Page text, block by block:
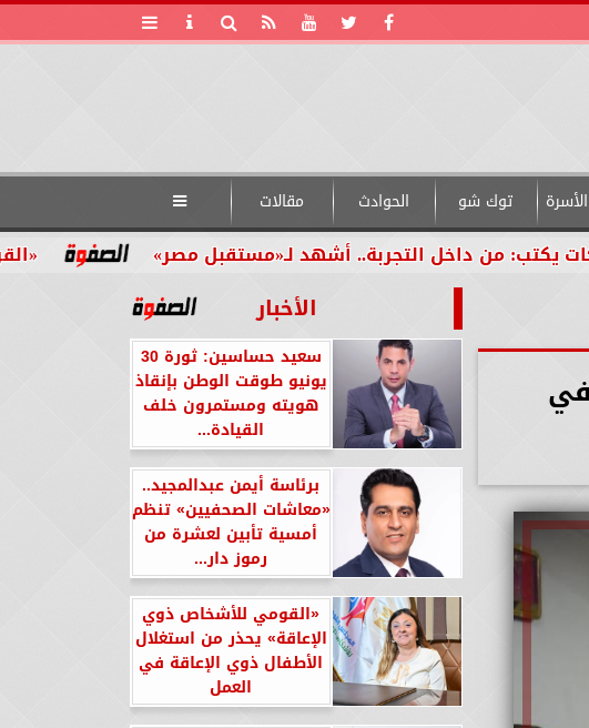
توك شو الحوادث مقالات 
«القومي للأشخاص ذوي أشهد لـ«مستقبل مصر»
الأخبار
سعيد حساسين: ثورة 30
يونيو طوقت الوطن بإنقاذ
هويته ومستمرون خلف
القيادة...
برئاسة أيمن عبدالمجيد..
«معاشات الصحفيين» تنظم
أمسية تأبين لعشرة من
رموز دار...
«القومي للأشخاص ذوي
الإعاقة» يحذر من استغلال
الأطفال ذوي الإعاقة في
العمل